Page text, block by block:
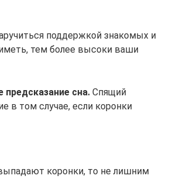
поддержкой знакомых и
тем более высоки ваши
сна. Спящий
в том случае, если коронки
коронки, то не лишним